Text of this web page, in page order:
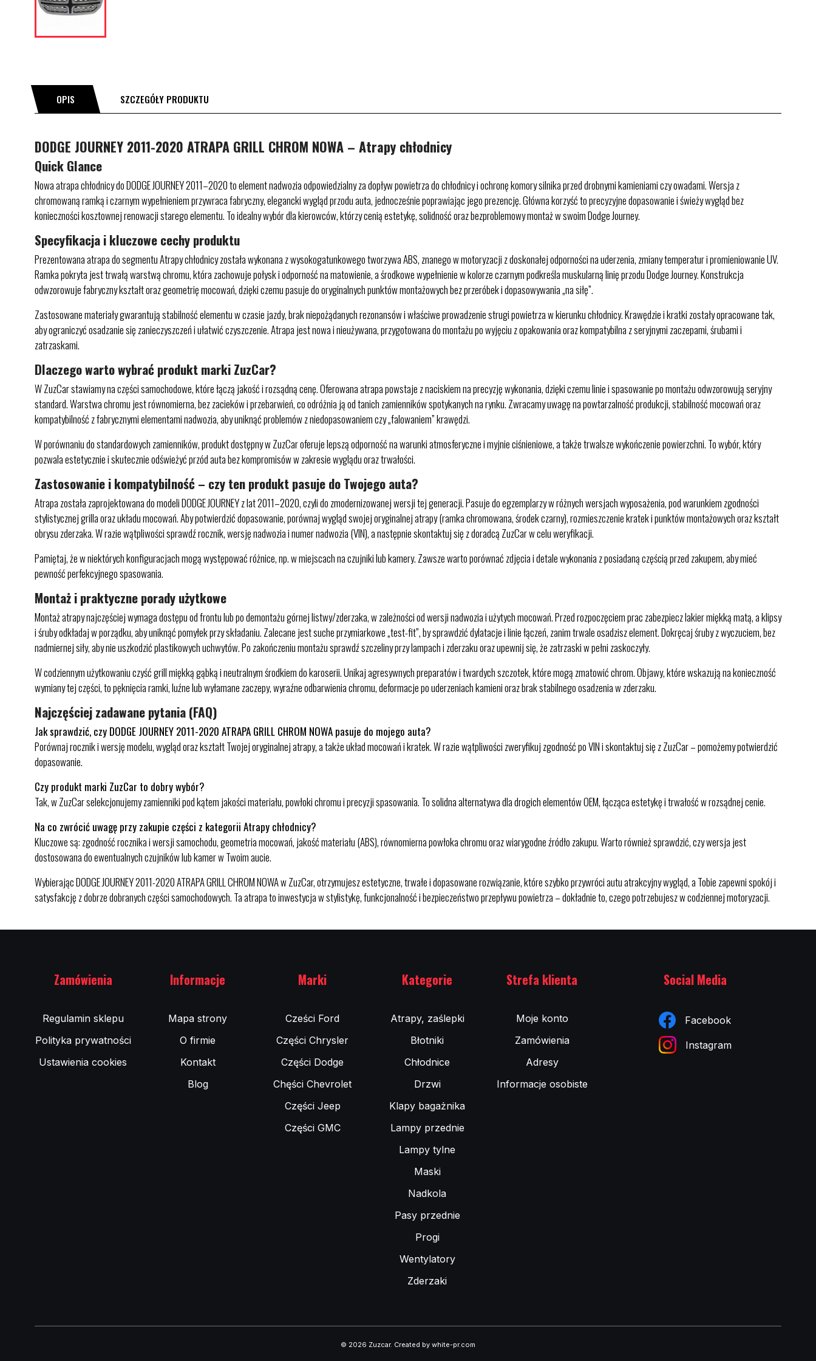
OPIS SZCZEGÓŁY PRODUKTU
DODGE JOURNEY 2011-2020 ATRAPA GRILL CHROM NOWA – Atrapy chłodnicy
Quick Glance
Nowa atrapa chłodnicy do DODGE JOURNEY 2011–2020 to element nadwozia odpowiedzialny za dopływ powietrza do chłodnicy i ochronę komory silnika przed drobnymi kamieniami czy owadami. Wersja z
chromowaną ramką i czarnym wypełnieniem przywraca fabryczny, elegancki wygląd przodu auta, jednocześnie poprawiając jego prezencję. Główna korzyść to precyzyjne dopasowanie i świeży wygląd bez
konieczności kosztownej renowacji starego elementu. To idealny wybór dla kierowców, którzy cenią estetykę, solidność oraz bezproblemowy montaż w swoim Dodge Journey.
Specyfikacja i kluczowe cechy produktu
Prezentowana atrapa do segmentu Atrapy chłodnicy została wykonana z wysokogatunkowego tworzywa ABS, znanego w motoryzacji z doskonałej odporności na uderzenia, zmiany temperatur i promieniowanie UV.
Ramka pokryta jest trwałą warstwą chromu, która zachowuje połysk i odporność na matowienie, a środkowe wypełnienie w kolorze czarnym podkreśla muskularną linię przodu Dodge Journey. Konstrukcja
odwzorowuje fabryczny kształt oraz geometrię mocowań, dzięki czemu pasuje do oryginalnych punktów montażowych bez przeróbek i dopasowywania „na siłę”.
Zastosowane materiały gwarantują stabilność elementu w czasie jazdy, brak niepożądanych rezonansów i właściwe prowadzenie strugi powietrza w kierunku chłodnicy. Krawędzie i kratki zostały opracowane tak,
aby ograniczyć osadzanie się zanieczyszczeń i ułatwić czyszczenie. Atrapa jest nowa i nieużywana, przygotowana do montażu po wyjęciu z opakowania oraz kompatybilna z seryjnymi zaczepami, śrubami i
zatrzaskami.
Dlaczego warto wybrać produkt marki ZuzCar?
W ZuzCar stawiamy na części samochodowe, które łączą jakość i rozsądną cenę. Oferowana atrapa powstaje z naciskiem na precyzję wykonania, dzięki czemu linie i spasowanie po montażu odwzorowują seryjny
standard. Warstwa chromu jest równomierna, bez zacieków i przebarwień, co odróżnia ją od tanich zamienników spotykanych na rynku. Zwracamy uwagę na powtarzalność produkcji, stabilność mocowań oraz
kompatybilność z fabrycznymi elementami nadwozia, aby uniknąć problemów z niedopasowaniem czy „falowaniem” krawędzi.
W porównaniu do standardowych zamienników, produkt dostępny w ZuzCar oferuje lepszą odporność na warunki atmosferyczne i myjnie ciśnieniowe, a także trwalsze wykończenie powierzchni. To wybór, który
pozwala estetycznie i skutecznie odświeżyć przód auta bez kompromisów w zakresie wyglądu oraz trwałości.
Zastosowanie i kompatybilność – czy ten produkt pasuje do Twojego auta?
Atrapa została zaprojektowana do modeli DODGE JOURNEY z lat 2011–2020, czyli do zmodernizowanej wersji tej generacji. Pasuje do egzemplarzy w różnych wersjach wyposażenia, pod warunkiem zgodności
stylistycznej grilla oraz układu mocowań. Aby potwierdzić dopasowanie, porównaj wygląd swojej oryginalnej atrapy (ramka chromowana, środek czarny), rozmieszczenie kratek i punktów montażowych oraz kształt
obrysu zderzaka. W razie wątpliwości sprawdź rocznik, wersję nadwozia i numer nadwozia (VIN), a następnie skontaktuj się z doradcą ZuzCar w celu weryfikacji.
Pamiętaj, że w niektórych konfiguracjach mogą występować różnice, np. w miejscach na czujniki lub kamery. Zawsze warto porównać zdjęcia i detale wykonania z posiadaną częścią przed zakupem, aby mieć
pewność perfekcyjnego spasowania.
Montaż i praktyczne porady użytkowe
Montaż atrapy najczęściej wymaga dostępu od frontu lub po demontażu górnej listwy/zderzaka, w zależności od wersji nadwozia i użytych mocowań. Przed rozpoczęciem prac zabezpiecz lakier miękką matą, a klipsy
i śruby odkładaj w porządku, aby uniknąć pomyłek przy składaniu. Zalecane jest suche przymiarkowe „test-fit”, by sprawdzić dylatacje i linie łączeń, zanim trwale osadzisz element. Dokręcaj śruby z wyczuciem, bez
nadmiernej siły, aby nie uszkodzić plastikowych uchwytów. Po zakończeniu montażu sprawdź szczeliny przy lampach i zderzaku oraz upewnij się, że zatrzaski w pełni zaskoczyły.
W codziennym użytkowaniu czyść grill miękką gąbką i neutralnym środkiem do karoserii. Unikaj agresywnych preparatów i twardych szczotek, które mogą zmatowić chrom. Objawy, które wskazują na konieczność
wymiany tej części, to pęknięcia ramki, luźne lub wyłamane zaczepy, wyraźne odbarwienia chromu, deformacje po uderzeniach kamieni oraz brak stabilnego osadzenia w zderzaku.
Najczęściej zadawane pytania (FAQ)
Jak sprawdzić, czy DODGE JOURNEY 2011-2020 ATRAPA GRILL CHROM NOWA pasuje do mojego auta?
Porównaj rocznik i wersję modelu, wygląd oraz kształt Twojej oryginalnej atrapy, a także układ mocowań i kratek. W razie wątpliwości zweryfikuj zgodność po VIN i skontaktuj się z ZuzCar – pomożemy potwierdzić
dopasowanie.
Czy produkt marki ZuzCar to dobry wybór?
Tak, w ZuzCar selekcjonujemy zamienniki pod kątem jakości materiału, powłoki chromu i precyzji spasowania. To solidna alternatywa dla drogich elementów OEM, łącząca estetykę i trwałość w rozsądnej cenie.
Na co zwrócić uwagę przy zakupie części z kategorii Atrapy chłodnicy?
Kluczowe są: zgodność rocznika i wersji samochodu, geometria mocowań, jakość materiału (ABS), równomierna powłoka chromu oraz wiarygodne źródło zakupu. Warto również sprawdzić, czy wersja jest
dostosowana do ewentualnych czujników lub kamer w Twoim aucie.
Wybierając DODGE JOURNEY 2011-2020 ATRAPA GRILL CHROM NOWA w ZuzCar, otrzymujesz estetyczne, trwałe i dopasowane rozwiązanie, które szybko przywróci autu atrakcyjny wygląd, a Tobie zapewni spokój i
satysfakcję z dobrze dobranych części samochodowych. Ta atrapa to inwestycja w stylistykę, funkcjonalność i bezpieczeństwo przepływu powietrza – dokładnie to, czego potrzebujesz w codziennej motoryzacji.
Zamówienia
Regulamin sklepu
Polityka prywatności
Ustawienia cookies
Informacje
Mapa strony
O firmie
Kontakt
Blog
Marki
Cześci Ford
Części Chrysler
Części Dodge
Chęści Chevrolet
Części Jeep
Części GMC
Kategorie
Atrapy, zaślepki
Błotniki
Chłodnice
Drzwi
Klapy bagażnika
Lampy przednie
Lampy tylne
Maski
Nadkola
Pasy przednie
Progi
Wentylatory
Zderzaki
Strefa klienta
Moje konto
Zamówienia
Adresy
Informacje osobiste
Social Media
Facebook
Instagram
© 2026 Zuzcar. Created by white-pr.com